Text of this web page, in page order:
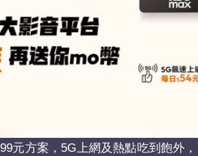
元方案，5G上網及熱點吃到飽外